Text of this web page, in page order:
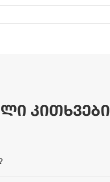
კითხვები